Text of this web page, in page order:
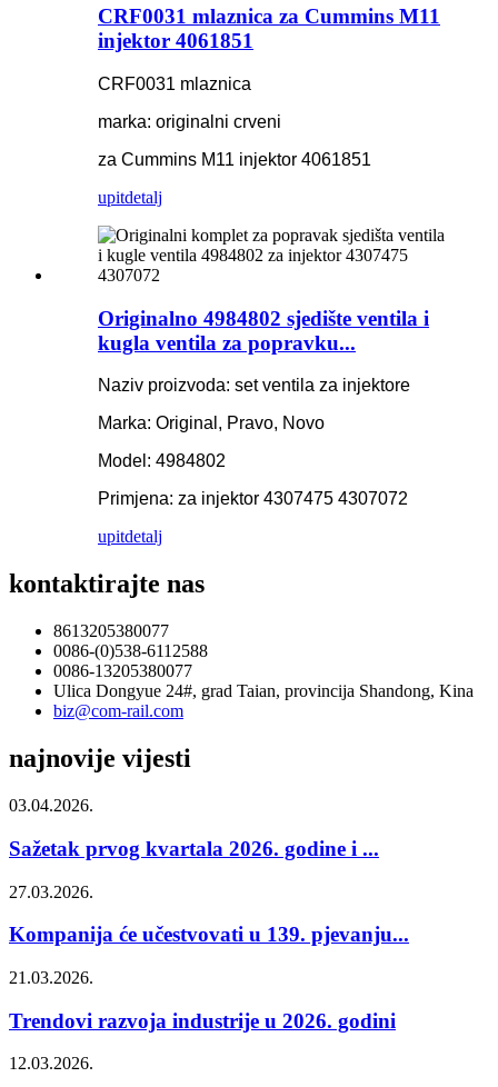
CRF0031 mlaznica za Cummins M11
injektor 4061851
CRF0031 mlaznica
marka: originalni crveni
za Cummins M11 injektor 4061851
upitdetalj
Originalno 4984802 sjedište ventila i
kugla ventila za popravku...
Naziv proizvoda: set ventila za injektore
Marka: Original, Pravo, Novo
Model: 4984802
Primjena: za injektor 4307475 4307072
upitdetalj
kontaktirajte nas
8613205380077
0086-(0)538-6112588
0086-13205380077
Ulica Dongyue 24#, grad Taian, provincija Shandong, Kina
biz@com-rail.com
najnovije vijesti
03.04.2026.
Sažetak prvog kvartala 2026. godine i ...
27.03.2026.
Kompanija će učestvovati u 139. pjevanju...
21.03.2026.
Trendovi razvoja industrije u 2026. godini
12.03.2026.